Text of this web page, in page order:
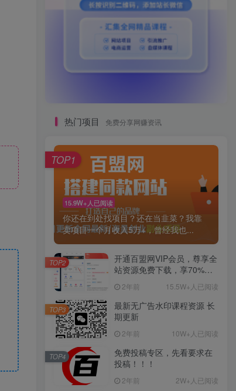
热门项目 免费分享网赚资讯
15.9W+人已阅读
你还在到处找项目？还在当韭菜？我靠
卖项目一个月收入5万+，曾经我也...
TOP1
开通百盟网VIP会员，尊享全
站资源免费下载，享70%的
惠】2年前 15.5W+人已阅读
TOP2
最新无广告水印课程资源 长
期更新
2年前 10W+人已阅读
TOP3
免费投稿专区，先看要求在
投稿！！！
2年前 2W+人已阅读
TOP4